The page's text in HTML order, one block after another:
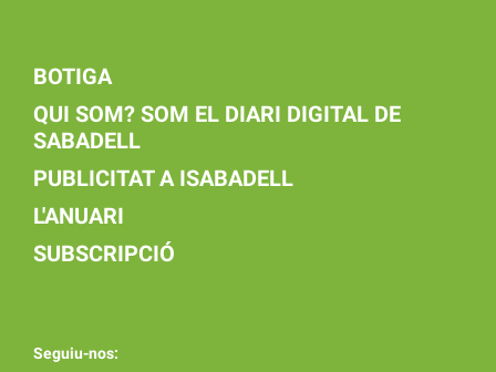
BOTIGA
QUI SOM? SOM EL DIARI DIGITAL DE
SABADELL
PUBLICITAT A ISABADELL
L'ANUARI
SUBSCRIPCIÓ
Seguiu-nos: